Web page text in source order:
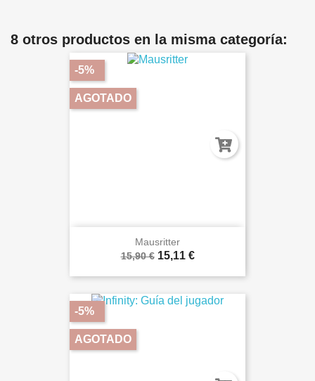
8 otros productos en la misma categoría:
Mausritter
15,90 € 15,11 €
-5%
AGOTADO
-5%
AGOTADO